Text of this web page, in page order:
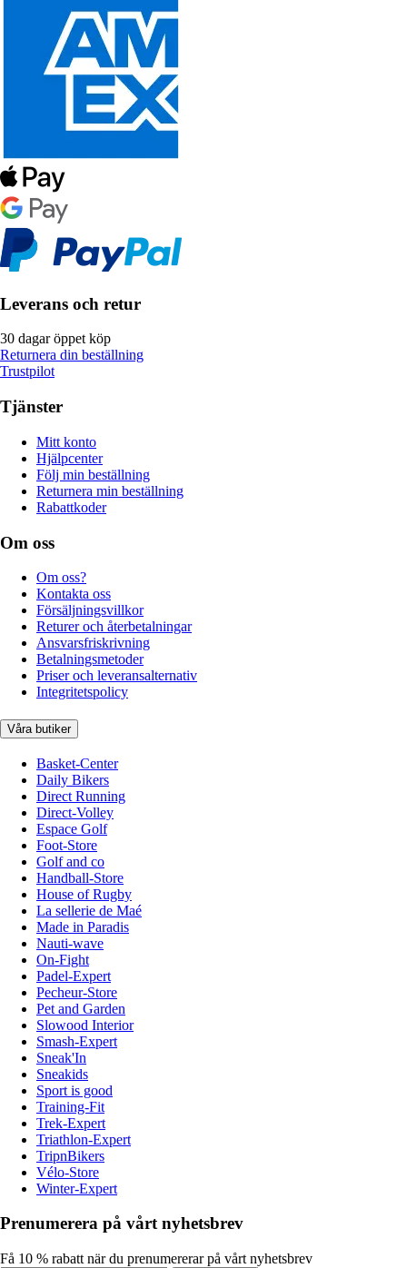
Leverans och retur
30 dagar öppet köp
Returnera din beställning
Trustpilot
Tjänster
Mitt konto
Hjälpcenter
Följ min beställning
Returnera min beställning
Rabattkoder
Om oss
Om oss?
Kontakta oss
Försäljningsvillkor
Returer och återbetalningar
Ansvarsfriskrivning
Betalningsmetoder
Priser och leveransalternativ
Integritetspolicy
Våra butiker
Basket-Center
Daily Bikers
Direct Running
Direct-Volley
Espace Golf
Foot-Store
Golf and co
Handball-Store
House of Rugby
La sellerie de Maé
Made in Paradis
Nauti-wave
On-Fight
Padel-Expert
Pecheur-Store
Pet and Garden
Slowood Interior
Smash-Expert
Sneak'In
Sneakids
Sport is good
Training-Fit
Trek-Expert
Triathlon-Expert
TripnBikers
Vélo-Store
Winter-Expert
Prenumerera på vårt nyhetsbrev
Få 10 % rabatt när du prenumererar på vårt nyhetsbrev